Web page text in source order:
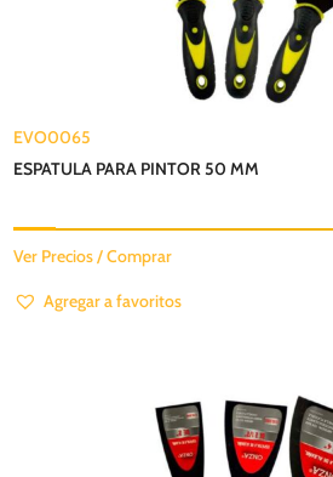
EVO0065
ESPATULA PARA PINTOR 50 MM
Ver Precios / Comprar
Agregar a favoritos